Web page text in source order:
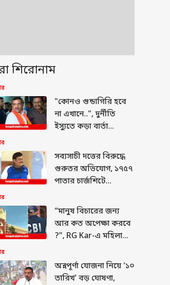
21:21 (IST) Jun 08
Kolkata Metro: পার্পল
রুটে বাড়ছে কলকাতা মেট্রো
শিরোনাম
"কোনও গুন্ডাগিরি হবে
না এখানে..", দুর্নীতি
ইস্যুতে কড়া বার্তা
সব্যসাচী দত্তের বিরুদ্ধে
গুরুতর অভিযোগ, ১৭৫৭
পাতার চার্জশিটে
“মানুষ বিচারের জন্য
আর কত অপেক্ষা করবে
?”, RG Kar-এ মহিলা
খুনে হাইকোর্টের প্রশ্নের
মুখে CBI
অন্নপূর্ণা যোজনা নিয়ে '১০
তারিখ' বড় ঘোষণা,